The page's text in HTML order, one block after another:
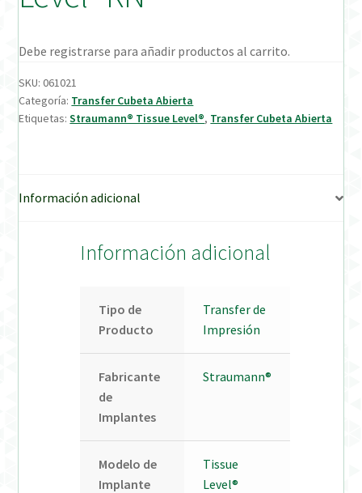
Welcome to DELTA Abutments | Tienda Online!
Debe registrarse para añadir productos al carrito.
SKU:061021
Categoría: Transfer Cubeta Abierta
Etiquetas:Straumann® Tissue Level®, Transfer Cubeta Abierta
Información adicional
Información adicional
Tipo de
Producto
Transfer de
Impresión
Fabricante
de
Implantes
Straumann®
Modelo de
Implante
Tissue
Level®